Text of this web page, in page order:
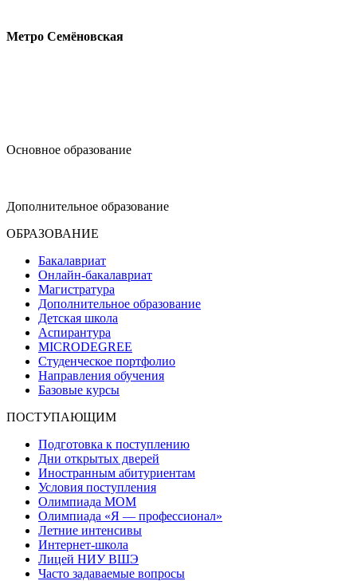
Метро Семёновская
Основное образование
Дополнительное образование
ОБРАЗОВАНИЕ
Бакалавриат
Онлайн-бакалавриат
Магистратура
Дополнительное образование
Детская школа
Аспирантура
MICRODEGREE
Студенческое портфолио
Направления обучения
Базовые курсы
ПОСТУПАЮЩИМ
Подготовка к поступлению
Дни открытых дверей
Иностранным абитуриентам
Условия поступления
Олимпиада МОМ
Олимпиада «Я — профессионал»
Летние интенсивы
Интернет-школа
Лицей НИУ ВШЭ
Часто задаваемые вопросы